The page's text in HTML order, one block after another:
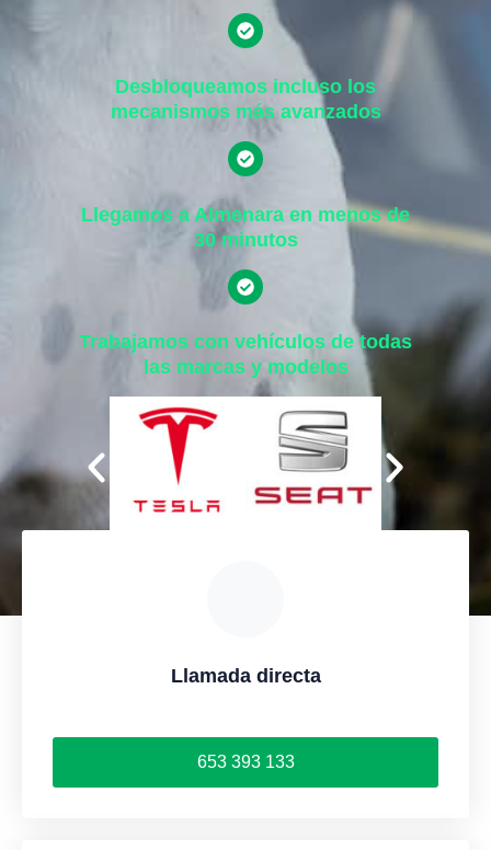
Desbloqueamos incluso los
mecanismos más avanzados
Llegamos a Almenara en menos de
30 minutos
Trabajamos con vehículos de todas
las marcas y modelos
Llamada directa
653 393 133